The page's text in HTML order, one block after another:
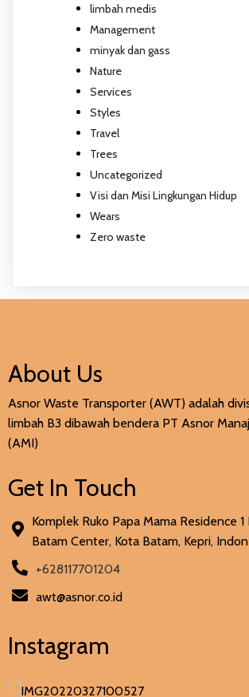
limbah medis
Management
minyak dan gass
Nature
Services
Styles
Travel
Trees
Uncategorized
Visi dan Misi Lingkungan Hidup
Wears
Zero waste
About Us
Asnor Waste Transporter (AWT) adalah
limbah B3 dibawah bendera PT Asnor
(AMI)
Get In Touch
Komplek Ruko Papa Mama Residence 1
Batam Center, Kota Batam, Kepri,
+628117701204
awt@asnor.co.id
Instagram